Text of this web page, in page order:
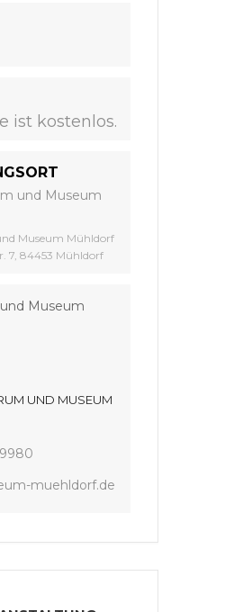
ist kostenlos.
und Museum
Museum Mühldorf
7, 84453 Mühldorf
UND MUSEUM
muehldorf.de